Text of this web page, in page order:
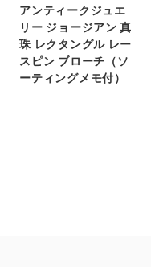
アンティークジュエ
リー ジョージアン 真
珠 レクタングル レー
スピン ブローチ（ソ
ーティングメモ付）